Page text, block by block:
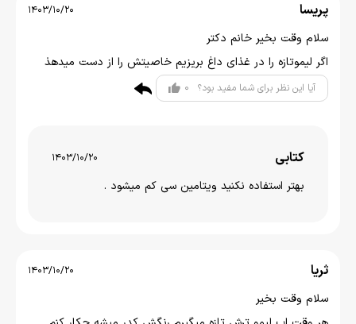
‌پریسا 1403/10/20
سلام وقت بخیر خانم دکتر
اگر لیموتازه را در غذای داغ بریزیم خاصیتش را از دست میدهذ
آیا این نظر برای شما مفید بود؟ 0
کتابی 1403/10/20
بهتر استفاده نکنید ویتامین سی کم میشود .
ثریا 1403/10/20
سلام وقت بخیر